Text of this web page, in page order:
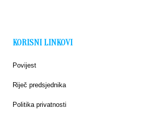
KORISNI LINKOVI
Povijest
Riječ predsjednika
Politika privatnosti